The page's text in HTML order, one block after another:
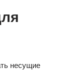
несущие